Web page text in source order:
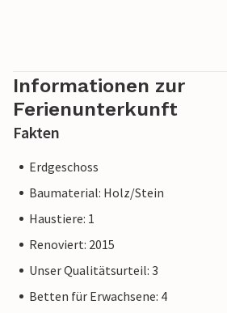
Informationen zur
Ferienunterkunft
Fakten
Erdgeschoss
Baumaterial: Holz/Stein
Haustiere: 1
Renoviert: 2015
Unser Qualitätsurteil: 3
Betten für Erwachsene: 4